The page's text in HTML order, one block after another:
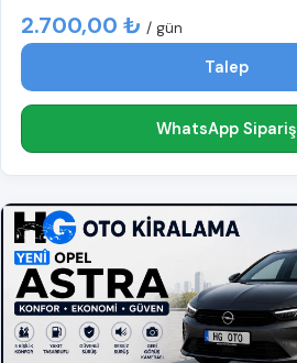
2.700,00 ₺ / gün
Talep
WhatsApp Sipariş